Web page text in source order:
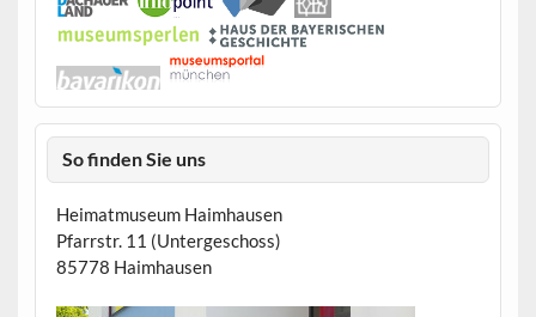
So finden Sie uns
Heimatmuseum Haimhausen
Pfarrstr. 11 (Untergeschoss)
85778 Haimhausen